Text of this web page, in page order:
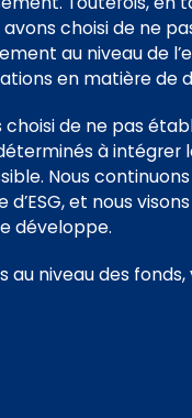
choisi de ne
au niveau de
en matière de
choisi de ne pas
à intégrer
Nous
d’ESG, et nous
développe.
au niveau des